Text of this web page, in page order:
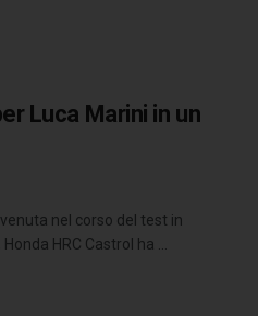
Luca Marini in un
nel corso del test in
HRC Castrol ha ...